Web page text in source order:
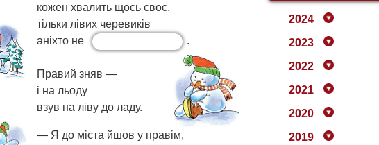
кожен хвалить щось своє,
тільки лівих черевиків
аніхто не
.
Правий зняв —
і на льоду
взув на ліву до ладу.
— Я до міста йшов у правім,
2024
2023
2022
2021
2020
2019